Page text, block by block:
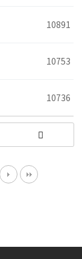
10891
10753
10736